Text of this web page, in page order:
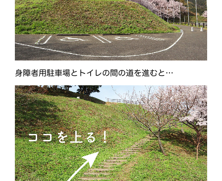
身障者用駐車場とトイレの間の道を進むと…